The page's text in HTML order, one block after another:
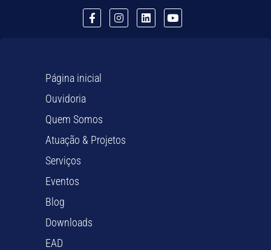
Página inicial
Ouvidoria
Quem Somos
Atuação & Projetos
Serviços
Eventos
Blog
Downloads
EAD